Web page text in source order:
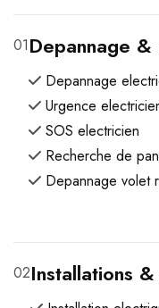
01Depannage &
Depannage
Urgence
SOS electricien
Recherche de
Depannage volet
02Installations